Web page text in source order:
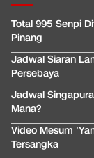
Total 995 Senpi
Pinang
Jadwal Siaran
Persebaya
Jadwal
Mana?
Video Mesum
Tersangka